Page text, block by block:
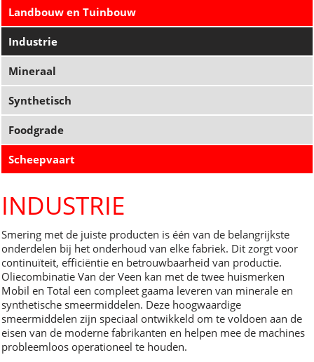
Landbouw en Tuinbouw
Industrie
Mineraal
Synthetisch
Foodgrade
Scheepvaart
INDUSTRIE
Smering met de juiste producten is één van de belangrijkste
onderdelen bij het onderhoud van elke fabriek. Dit zorgt voor
continuïteit, efficiëntie en betrouwbaarheid van productie.
Oliecombinatie Van der Veen kan met de twee huismerken
Mobil en Total een compleet gaama leveren van minerale en
synthetische smeermiddelen. Deze hoogwaardige
smeermiddelen zijn speciaal ontwikkeld om te voldoen aan de
eisen van de moderne fabrikanten en helpen mee de machines
probleemloos operationeel te houden.